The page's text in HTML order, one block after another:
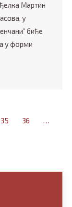
Мартин
у
биће
у форми
35 36
…